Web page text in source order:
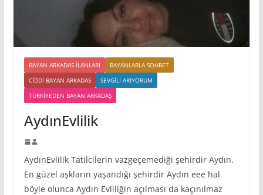
BAYAN ARKADAS ILANLARI
BAYANLARLA SOHBET
CIDDI BAYAN ARKADAS
SEVGILI ARIYORUM
TÜRKIYEDEN BAYAN ARKADAŞ
AydınEvlilik
AydınEvlilik Tatilcilerin vazgeçemediği şehirdir Aydın.
En güzel aşkların yaşandığı şehirdir Aydın eee hal
böyle olunca Aydın Evliliğin açılması da kaçınılmaz